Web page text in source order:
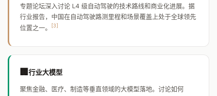
专题论坛深入讨论 L4 级自动驾驶的技术路线和商业化进展。据
行业报告，中国在自动驾驶路测里程和场景覆盖上处于全球领先
位置之一。
[3]
🏢 行业大模型
聚焦金融、医疗、制造等垂直领域的大模型落地。讨论如何